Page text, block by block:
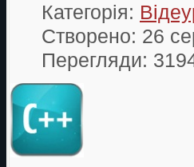
Категорія:
Створено: 26
Перегляди: